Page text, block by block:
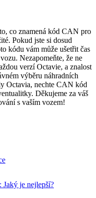
co znamená kód CAN pro
⁤Pokud​ jste si dosud
kódu vám může ušetřit čas
Nezapomeňte, že ne
verzí Octavie, a znalost
výběru náhradních
Octavia, nechte ⁢CAN ‍kód
​Děkujeme​ za ​váš
s vaším vozem!
je nejlepší?